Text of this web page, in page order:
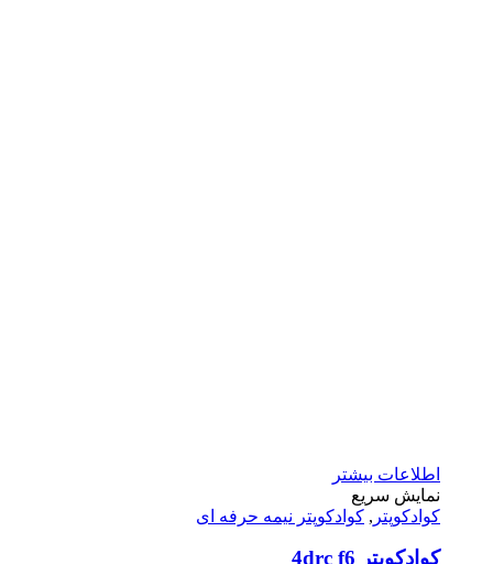
اطلاعات بیشتر
نمایش سریع
کوادکوپتر , کوادکوپتر نیمه حرفه ای
کوادکوپتر 4drc f6